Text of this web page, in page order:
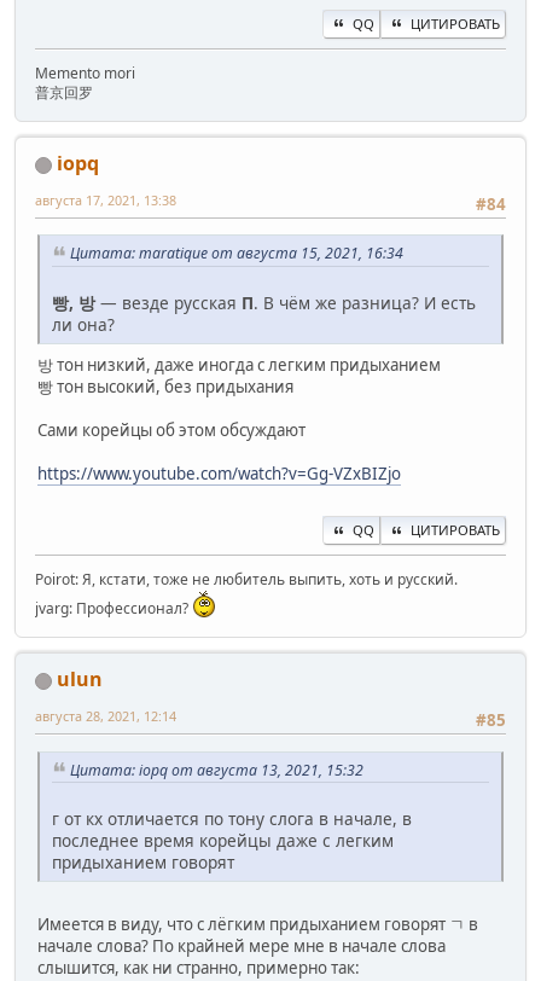
QQ ЦИТИРОВАТЬ
Memento mori
普京回罗
iopq
#84
августа 17, 2021, 13:38
Цитата: maratique от августа 15, 2021, 16:34
빵, 방— везде русская П. В чём же разница? И есть
ли она?
방 тон низкий, даже иногда с легким придыханием
빵 тон высокий, без придыхания
Сами корейцы об этом обсуждают
https://www.youtube.com/watch?v=Gg-VZxBIZjo
QQ ЦИТИРОВАТЬ
Poirot: Я, кстати, тоже не любитель выпить, хоть и русский.
jvarg: Профессионал?
ulun
#85
августа 28, 2021, 12:14
Цитата: iopq от августа 13, 2021, 15:32
г от кх отличается по тону слога в начале, в
последнее время корейцы даже с легким
придыханием говорят
Имеется в виду, что с лёгким придыханием говорят ㄱ в
начале слова? По крайней мере мне в начале слова
слышится, как ни странно, примерно так: